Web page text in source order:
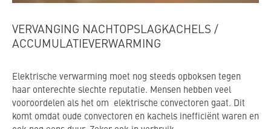
VERVANGING NACHTOPSLAGKACHELS /
ACCUMULATIEVERWARMING
Elektrische verwarming moet nog steeds opboksen tegen
haar onterechte slechte reputatie. Mensen hebben veel
vooroordelen als het om elektrische convectoren gaat. Dit
komt omdat oude convectoren en kachels inefficiënt waren en